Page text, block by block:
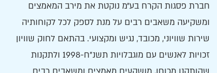
חברת פסגות הקרח בע״מ נוקטת את מירב המאמצים
ומשקיעה משאבים רבים על מנת לספק לכל לקוחותיה
שירות שוויוני, מכובד, נגיש ומקצועי. בהתאם לחוק שוויון
זכויות לאנשים עם מוגבלויות תשנ"ח-1998 ולתקנות